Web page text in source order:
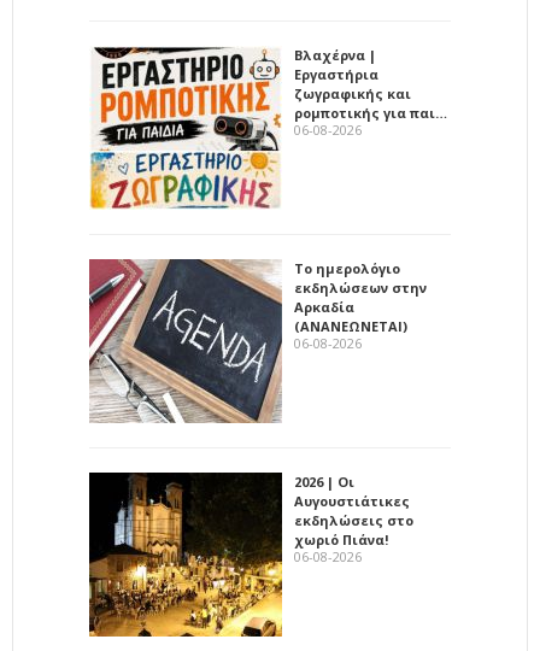
Βλαχέρνα |
Εργαστήρια
ζωγραφικής και
ρομποτικής για παι…
06-08-2026
Το ημερολόγιο
εκδηλώσεων στην
Αρκαδία
(ΑΝΑΝΕΩΝΕΤΑΙ)
06-08-2026
2026 | Οι
Αυγουστιάτικες
εκδηλώσεις στο
χωριό Πιάνα!
06-08-2026